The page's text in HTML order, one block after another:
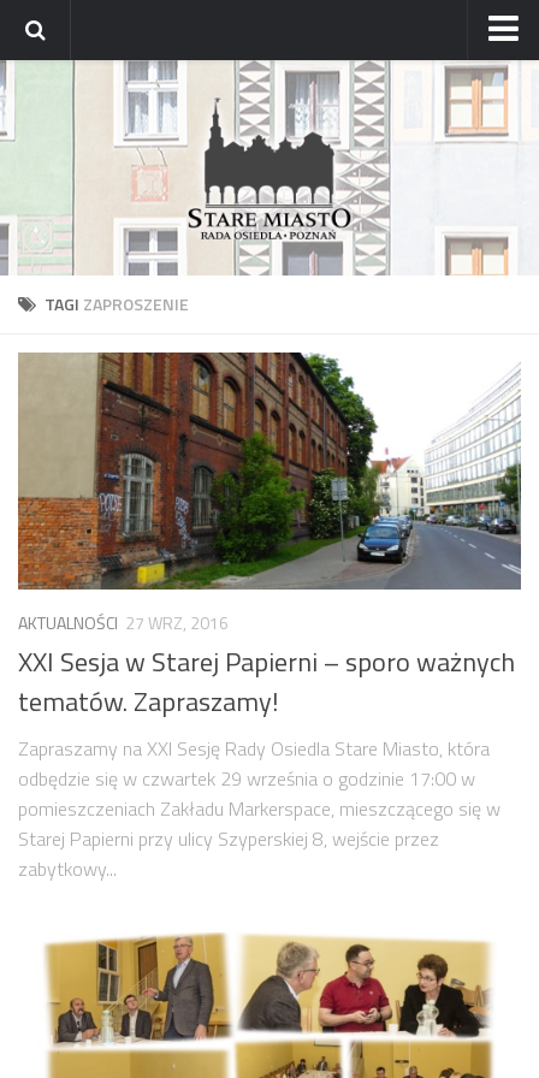
Strona główna
Archiwum aktualności
Archiwum bloga
Osiedle
Mapa osiedla
Dzielnicowi Starego Miasta
Urzędy
ZDM – awarie
Rada
Radni
Zarząd
Prezydium
Komisje i koordynatorzy
Dyżury
Biuletyn
numer 6(16)/2022
numer 1(11)/2020
numer 2-3(10)/2019
numer 1-2(9)/2019
numer 1(8)/2018
TAGI ZAPROSZENIE
AKTUALNOŚCI 27 WRZ, 2016
XXI Sesja w Starej Papierni – sporo ważnych
tematów. Zapraszamy!
Zapraszamy na XXI Sesję Rady Osiedla Stare Miasto, która
odbędzie się w czwartek 29 września o godzinie 17:00 w
pomieszczeniach Zakładu Markerspace, mieszczącego się w
Starej Papierni przy ulicy Szyperskiej 8, wejście przez
zabytkowy...